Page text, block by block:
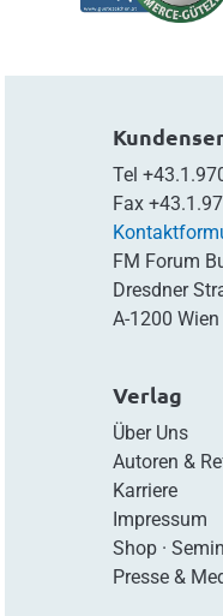
Tel
Fax
FM Forum
Dresdner
A-1200 Wien
Verlag
Über Uns
Autoren &
Karriere
Impressum
Shop·
Presse &